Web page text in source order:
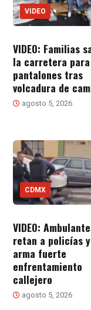
VIDEO
VIDEO: Familias
la carretera
pantalones tras
volcadura de
agosto 5, 2026
CDMX
VIDEO:
retan a policías
arma fuerte
enfrentamiento
callejero
agosto 5, 2026